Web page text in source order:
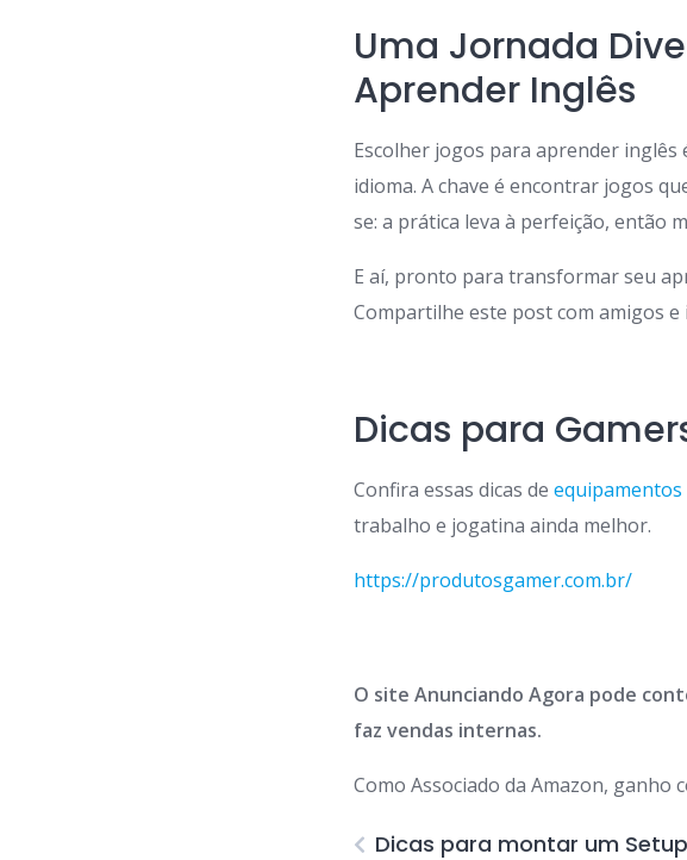
Uma Jornada
Aprender Inglês
Escolher jogos para aprender inglês
idioma. A chave é encontrar jogos
se: a prática leva à perfeição, então
E aí, pronto para transformar seu
Compartilhe este post com amigos
Dicas para
Confira essas dicas deequipamentos
trabalho e jogatina ainda melhor.
https://produtosgamer.com.br/
O site Anunciando Agora pode
faz vendas internas.
Como Associado da Amazon, ganho
Dicas para montar um